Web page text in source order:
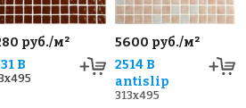
руб./м²
B
5600 руб./м²
2514 B
antislip
313x495